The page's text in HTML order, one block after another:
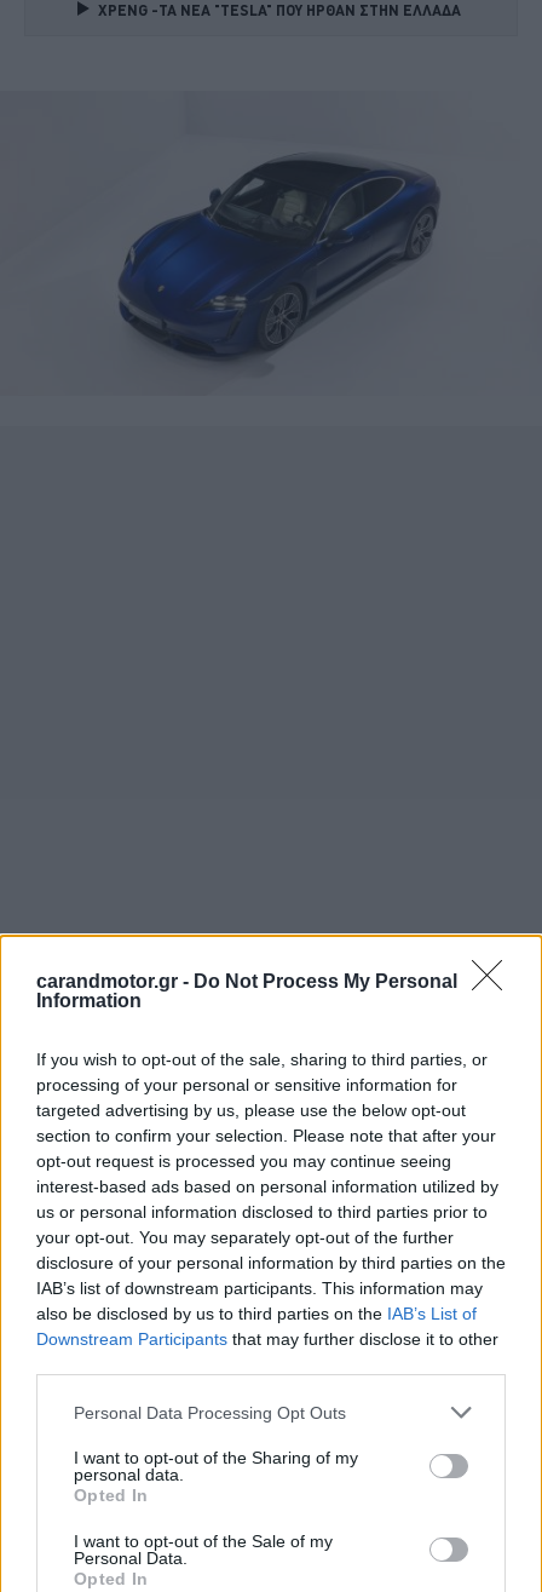
carandmotor.gr - Do Not Process My Personal
Information
If you wish to opt-out of the sale, sharing to third parties, or
processing of your personal or sensitive information for
targeted advertising by us, please use the below opt-out
section to confirm your selection. Please note that after your
opt-out request is processed you may continue seeing
interest-based ads based on personal information utilized by
us or personal information disclosed to third parties prior to
your opt-out. You may separately opt-out of the further
disclosure of your personal information by third parties on the
IAB’s list of downstream participants. This information may
also be disclosed by us to third parties on the IAB’s List of
Downstream Participants that may further disclose it to other
Please note that this website/app uses one or more Google
not limited to your visit or usage behaviour. You may click to
grant or deny consent to Google and its third-party tags to
use your data for below specified purposes in below Google
consent section.
Personal Data Processing Opt Outs
I want to opt-out of the Sharing of my
personal data.
Opted In
I want to opt-out of the Sale of my
Personal Data.
Opted In
XPENG -ΤΑ ΝΕΑ "TESLA" ΠΟΥ ΗΡΘΑΝ ΣΤΗΝ ΕΛΛΑΔΑ
Οι αρχικές πληροφορίες αναφέρουν ότι το νέο ηλεκτρικό
fastback της Porsche θα βασίζεται στη γνωστή
συνεργασία με την Audi, καθώς και ότι -όπως και το A4 E-
tron- θα δίνει την επιλογή πίσω κίνησης με έναν
ηλεκτροκινητήρα ή τετρακίνησης με δύο.
Η μονάδα ισχύος και η μπαταρία θα είναι κοινές με την